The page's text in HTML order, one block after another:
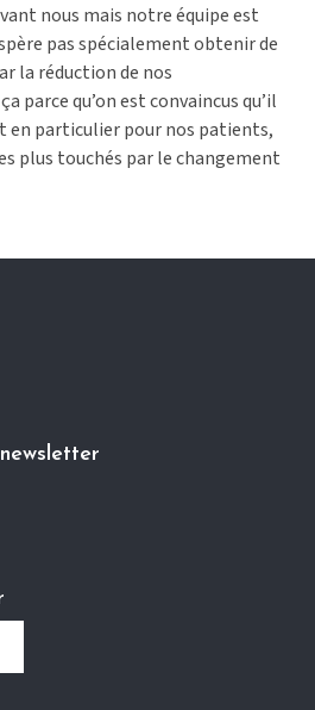
nous mais notre équipe est
pas spécialement obtenir de
la réduction de nos
parce qu’on est convaincus qu’il
en particulier pour nos patients,
plus touchés par le changement